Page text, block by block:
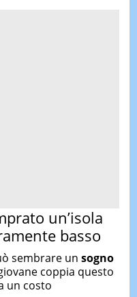
un’isola
basso
sembrare un sogno
coppia questo
un costo